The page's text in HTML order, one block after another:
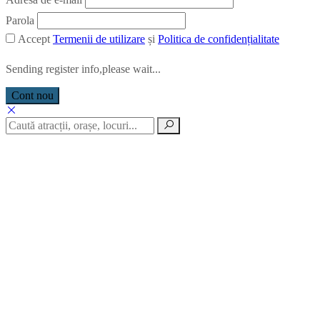
Parola
Accept Termenii de utilizare și Politica de confidențialitate
Sending register info,please wait...
Cont nou